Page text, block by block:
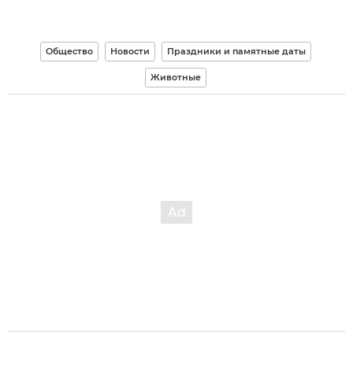
Общество Новости Праздники и памятные даты
Животные